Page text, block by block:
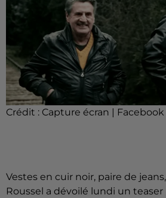
Crédit : Capture écran | Facebook
Vestes en cuir noir, paire de
Roussel a dévoilé lundi un